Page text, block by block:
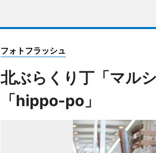
フォトフラッシュ
北ぶらくり丁「マル
「hippo-po」